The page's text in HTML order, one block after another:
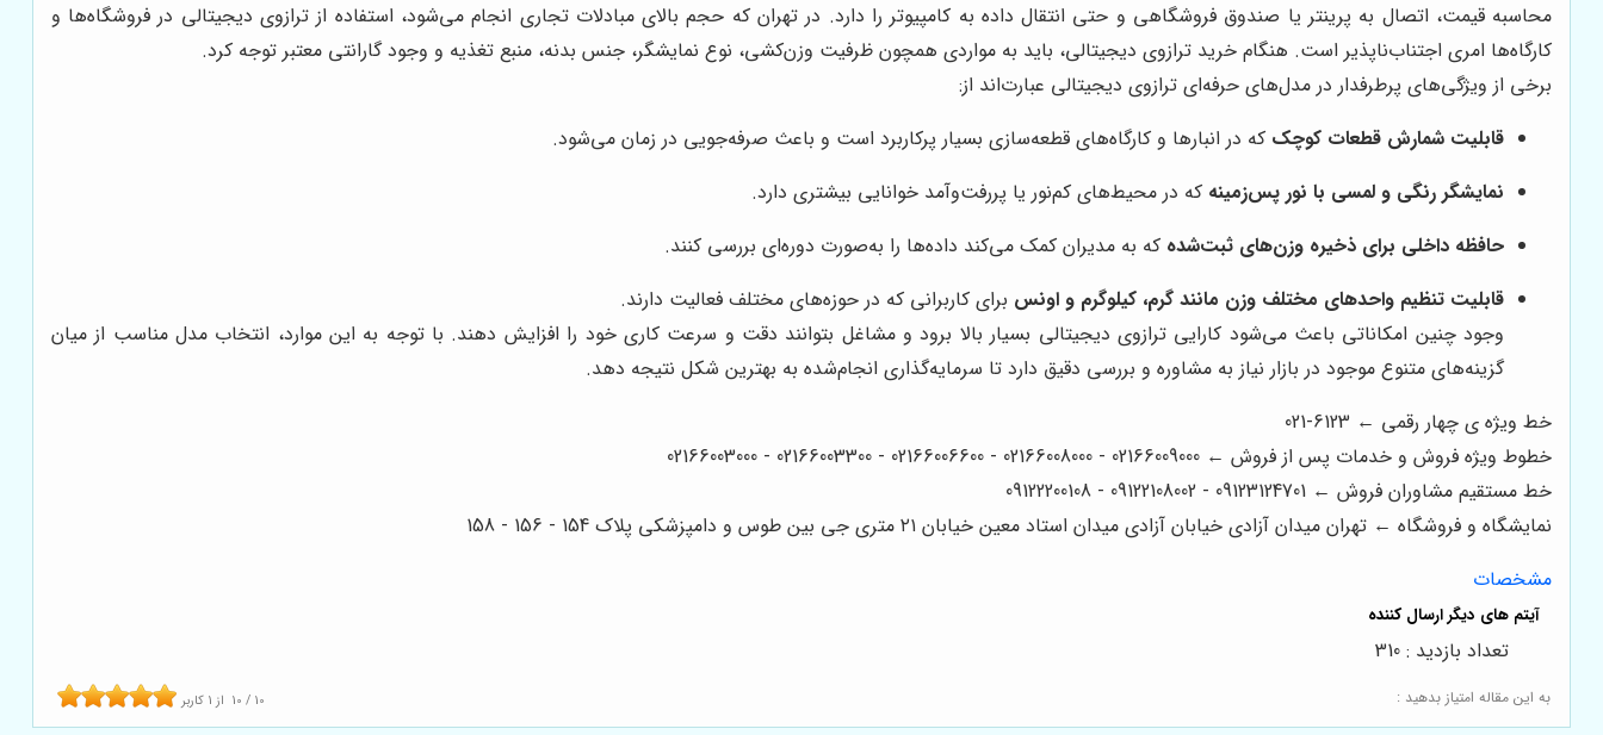
محاسبه قیمت، اتصال به پرینتر یا صندوق فروشگاهی و حتی انتقال داده به کامپیوتر را دارد. در تهران که حجم بالای مبادلات تجاری انجام می‌شود، استفاده از ترازوی دیجیتالی در فروشگاه‌ها و
کارگاه‌ها امری اجتناب‌ناپذیر است. هنگام خرید ترازوی دیجیتالی، باید به مواردی همچون ظرفیت وزن‌کشی، نوع نمایشگر، جنس بدنه، منبع تغذیه و وجود گارانتی معتبر توجه کرد.
برخی از ویژگی‌های پرطرفدار در مدل‌های حرفه‌ای ترازوی دیجیتالی عبارت‌اند از:
قابلیت شمارش قطعات کوچک که در انبارها و کارگاه‌های قطعه‌سازی بسیار پرکاربرد است و باعث صرفه‌جویی در زمان می‌شود.
نمایشگر رنگی و لمسی با نور پس‌زمینه که در محیط‌های کم‌نور یا پررفت‌وآمد خوانایی بیشتری دارد.
حافظه داخلی برای ذخیره وزن‌های ثبت‌شده که به مدیران کمک می‌کند داده‌ها را به‌صورت دوره‌ای بررسی کنند.
قابلیت تنظیم واحدهای مختلف وزن مانند گرم، کیلوگرم و اونس برای کاربرانی که در حوزه‌های مختلف فعالیت دارند.
وجود چنین امکاناتی باعث می‌شود کارایی ترازوی دیجیتالی بسیار بالا برود و مشاغل بتوانند دقت و سرعت کاری خود را افزایش دهند. با توجه به این موارد، انتخاب مدل مناسب از میان
گزینه‌های متنوع موجود در بازار نیاز به مشاوره و بررسی دقیق دارد تا سرمایه‌گذاری انجام‌شده به بهترین شکل نتیجه دهد.
خط ویژه ی چهار رقمی ← 6123-021
خطوط ویژه فروش و خدمات پس از فروش ← 02166009000 - 02166008000 - 02166006600 - 02166003300 - 02166003000
خط مستقیم مشاوران فروش ← 09123124701 - 09122108002 - 09122200108
نمایشگاه و فروشگاه ← تهران میدان آزادی خیابان آزادی میدان استاد معین خیابان ۲۱ متری جی بین طوس و دامپزشکی پلاک 154 - 156 - 158
مشخصات
به این مقاله امتیاز بدهید : 10 / 10 از1 کاربر
تعداد بازدید : 310